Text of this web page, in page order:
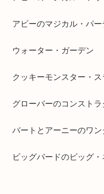
アビーのマジカル・パー
ウォーター・ガーデン
クッキーモンスター・ス
グローバーのコンスト
バートとアーニーのワ
ビッグバードのビッグ・